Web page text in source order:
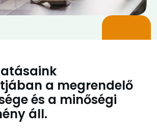
a megrendelő
és a minőségi
áll.